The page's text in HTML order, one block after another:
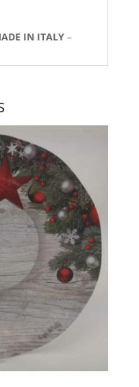
IN ITALY–